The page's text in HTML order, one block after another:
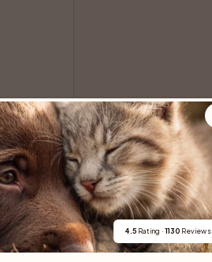
4.5 Rating · 1130 Reviews